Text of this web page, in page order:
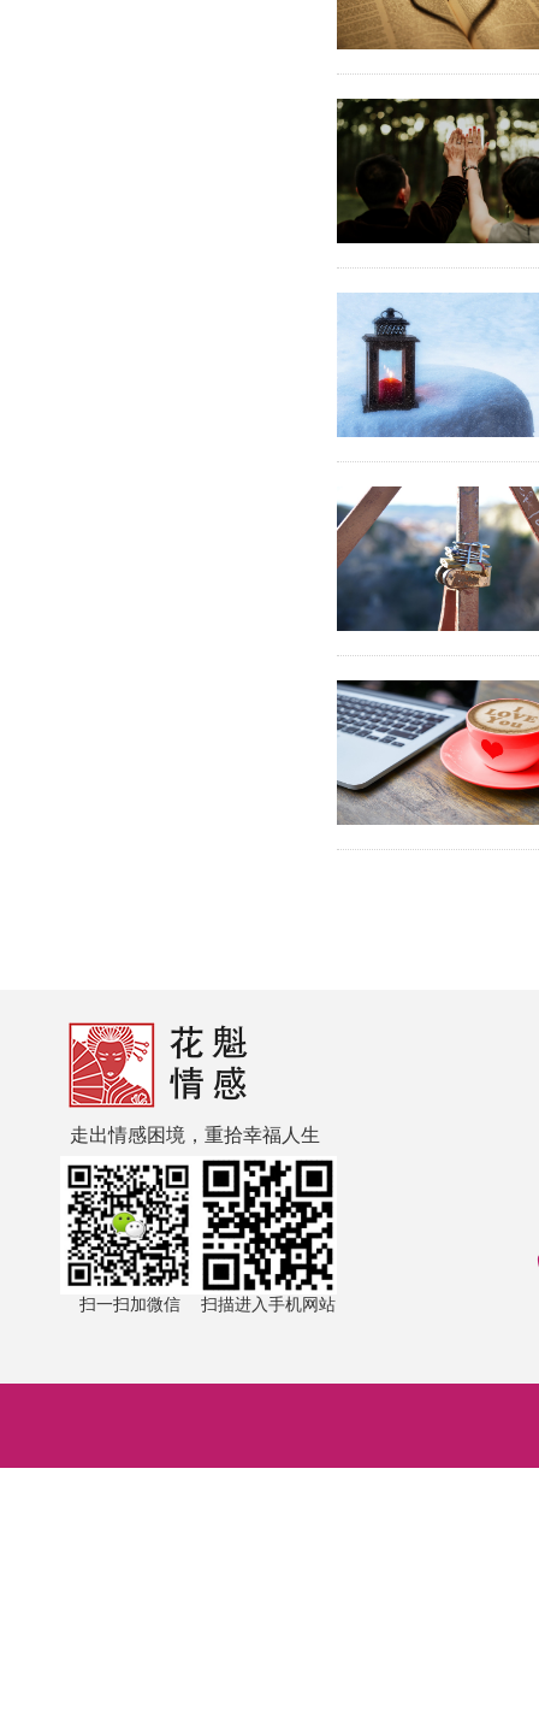
走出情感困境，重拾幸福人生
扫一扫加微信 扫描进入手机网站